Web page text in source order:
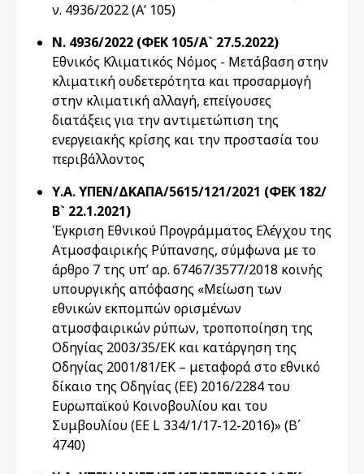
ν. 4936/2022 (Α’ 105)
Ν. 4936/2022 (ΦΕΚ 105/Α` 27.5.2022)
Εθνικός Κλιματικός Νόμος - Μετάβαση στην
κλιματική ουδετερότητα και προσαρμογή
στην κλιματική αλλαγή, επείγουσες
διατάξεις για την αντιμετώπιση της
ενεργειακής κρίσης και την προστασία του
περιβάλλοντος
Υ.Α. ΥΠΕΝ/ΔΚΑΠΑ/5615/121/2021 (ΦΕΚ 182/
Β` 22.1.2021)
Έγκριση Εθνικού Προγράμματος Ελέγχου της
Ατμοσφαιρικής Ρύπανσης, σύμφωνα με το
άρθρο 7 της υπ’ αρ. 67467/3577/2018 κοινής
υπουργικής απόφασης «Μείωση των
εθνικών εκπομπών ορισμένων
ατμοσφαιρικών ρύπων, τροποποίηση της
Οδηγίας 2003/35/ΕΚ και κατάργηση της
Οδηγίας 2001/81/ΕΚ – μεταφορά στο εθνικό
δίκαιο της Οδηγίας (ΕΕ) 2016/2284 του
Ευρωπαϊκού Κοινοβουλίου και του
Συμβουλίου (EE L 334/1/17-12-2016)» (Β΄
4740)